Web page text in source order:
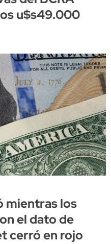
u$s49.000
mientras los
el dato de
cerró en rojo